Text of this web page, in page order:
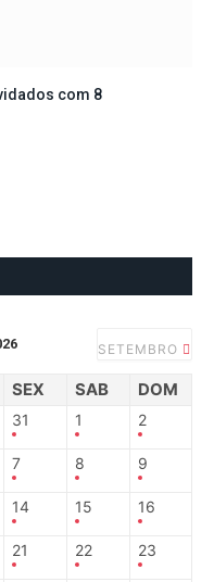
com 8
SETEMBRO
SEX SAB DOM
31 1 2
7 8 9
14 15 16
21 22 23